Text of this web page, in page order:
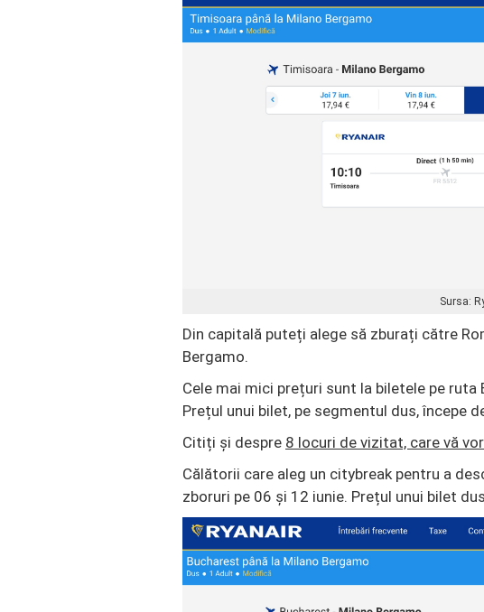
Sursa:
Din capitală puteți alege să zburați către
Bergamo.
Cele mai mici prețuri sunt la biletele pe ruta
Prețul unui bilet, pe segmentul dus, începe
Citiți și despre 8 locuri de vizitat, care vă
Călătorii care aleg un citybreak pentru a
zboruri pe 06 și 12 iunie. Prețul unui bilet